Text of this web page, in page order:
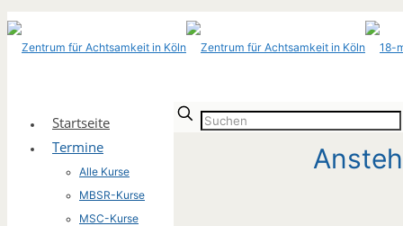
Startseite
Termine
Alle Kurse
MBSR-Kurse
MSC-Kurse